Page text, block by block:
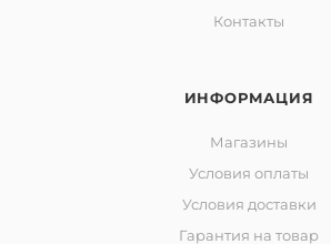
Контакты
ИНФОРМАЦИЯ
Магазины
Условия оплаты
Условия доставки
Гарантия на товар